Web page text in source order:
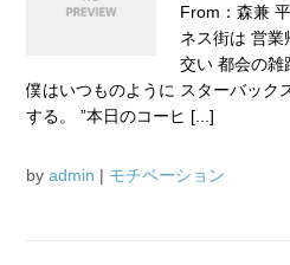
From：森兼
ネス街は 営業
交い 都会の雑
僕はいつものように スターバック
する。 ”本日のコーヒ [...]
by admin | モチベーション